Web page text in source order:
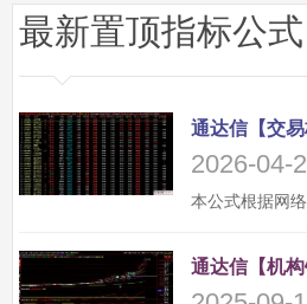
最新置顶指标公式
2026-04-